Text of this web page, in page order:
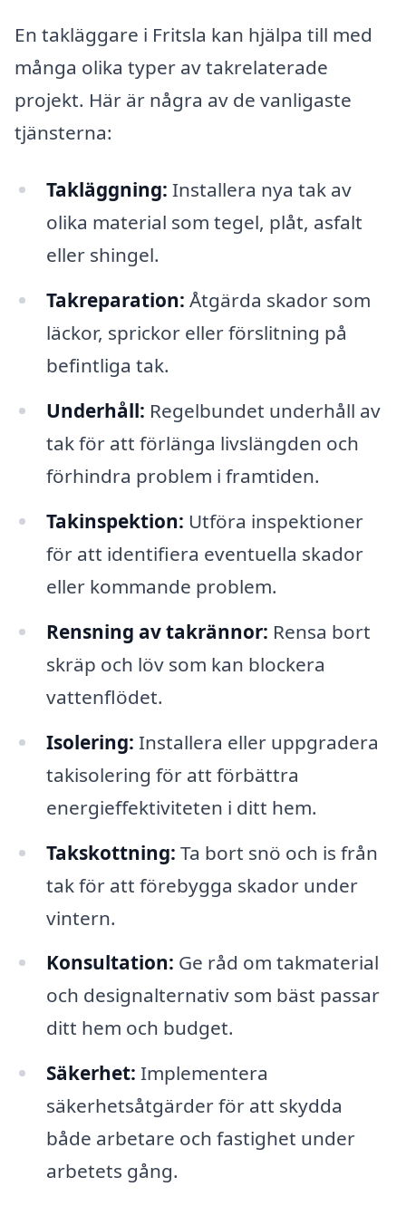
En takläggare i Fritsla kan hjälpa till med
många olika typer av takrelaterade
projekt. Här är några av de vanligaste
tjänsterna:
Takläggning: Installera nya tak av
olika material som tegel, plåt, asfalt
eller shingel.
Takreparation: Åtgärda skador som
läckor, sprickor eller förslitning på
befintliga tak.
Underhåll: Regelbundet underhåll av
tak för att förlänga livslängden och
förhindra problem i framtiden.
Takinspektion: Utföra inspektioner
för att identifiera eventuella skador
eller kommande problem.
Rensning av takrännor: Rensa bort
skräp och löv som kan blockera
vattenflödet.
Isolering: Installera eller uppgradera
takisolering för att förbättra
energieffektiviteten i ditt hem.
Takskottning: Ta bort snö och is från
tak för att förebygga skador under
vintern.
Konsultation: Ge råd om takmaterial
och designalternativ som bäst passar
ditt hem och budget.
Säkerhet: Implementera
säkerhetsåtgärder för att skydda
både arbetare och fastighet under
arbetets gång.